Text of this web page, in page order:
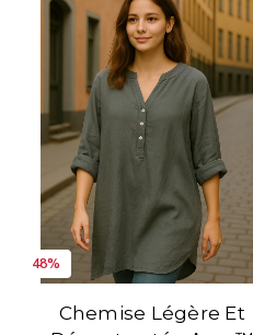
48%
Chemise Légère Et